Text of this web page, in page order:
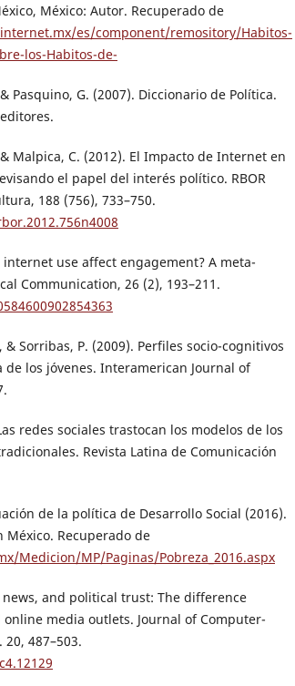
México: Autor. Recuperado de
es/component/remository/Habitos-
los-Habitos-de-
Pasquino, G. (2007). Diccionario de Política.
Malpica, C. (2012). El Impacto de Internet en
el papel del interés político. RBOR
188 (756), 733–750.
internet use affect engagement? A meta-
Communication, 26 (2), 193–211.
& Sorribas, P. (2009). Perfiles socio-cognitivos
los jóvenes. Interamerican Journal of
redes sociales trastocan los modelos de los
Revista Latina de Comunicación
de la política de Desarrollo Social (2016).
Recuperado de
Medicion/MP/Paginas/Pobreza_2016.aspx
and political trust: The difference
media outlets. Journal of Computer-
487–503.